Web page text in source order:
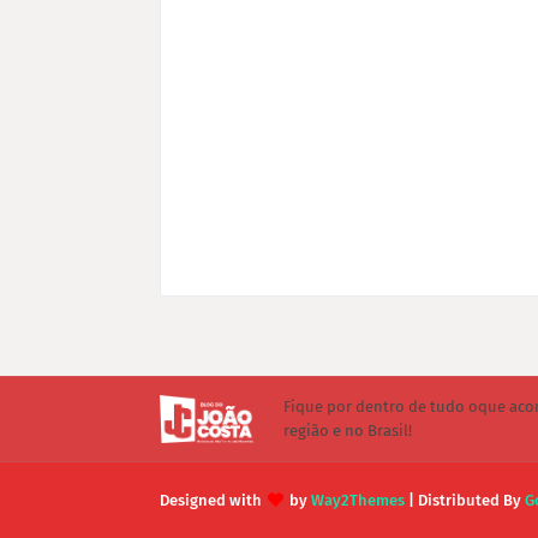
Fique por dentro de tudo oque
região e no Brasil!
Designed with by Way2Themes | Distributed By